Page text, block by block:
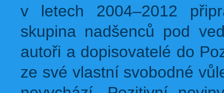
v letech 2004–2012
skupina nadšenců pod
autoři a dopisovatelé do
ze své vlastní svobodné